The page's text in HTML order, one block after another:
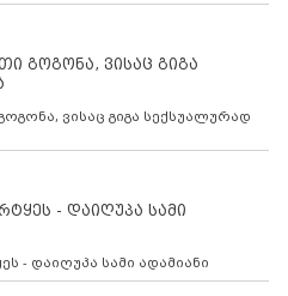
აგრძელებს მათი
დგამს ნაბიჯებს მათი
გოგონა, ვისაც გიგა
ვისაც გიგა სექსუალურად
- დაიღუპა სამი
- დაიღუპა სამი ადამიანი